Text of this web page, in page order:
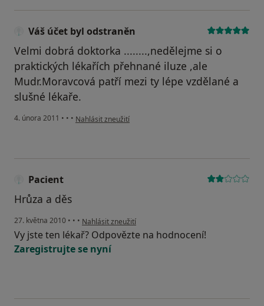
Váš účet byl odstraněn
Velmi dobrá doktorka ........,nedělejme si o
praktických lékařích přehnané iluze ,ale
Mudr.Moravcová patří mezi ty lépe vzdělané a
slušné lékaře.
4. února 2011 • • • podle názoru uživatele Váš účet byl odstraněn
Nahlásit zneužití
Pacient
Hrůza a děs
27. května 2010 • • • podle názoru uživatele Pacient
Nahlásit zneužití
Vy jste ten lékař? Odpovězte na hodnocení!
Zaregistrujte se nyní